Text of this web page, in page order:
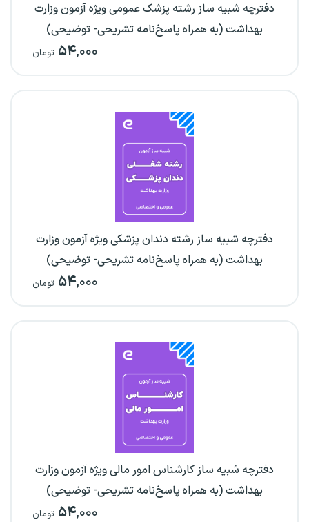
دفترچه شبیه ساز رشته پزشک عمومی ویژه آزمون وزارت
بهداشت (به همراه پاسخ‌نامه تشریحی- توضیحی)
۵۴,۰۰۰ تومان
دفترچه شبیه ساز رشته دندان پزشکی ویژه آزمون وزارت
بهداشت (به همراه پاسخ‌نامه تشریحی- توضیحی)
۵۴,۰۰۰ تومان
دفترچه شبیه ساز کارشناس امور مالی ویژه آزمون وزارت
بهداشت (به همراه پاسخ‌نامه تشریحی- توضیحی)
۵۴,۰۰۰ تومان